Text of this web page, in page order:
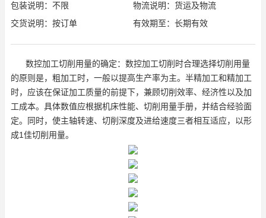
包装说明：不限
物流说明：货运及物流
交货说明：按订单
有效期至：长期有效
数控加工切削用量的确定：数控加工切削时合理选择切削用量
的原则是，粗加工时，一般以提高生产率为主。半精加工和精加工
时，应该在保证加工质量的前提下，兼顾切削效率、经济性以及加
工成本。具体数值应根据机床性能、切削用量手册，并结合经验面
定。同时，使主轴转速、切削深度及进给速度三者相互适应，以形
成1佳切削用量。